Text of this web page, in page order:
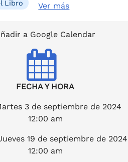
Libro
Ver más
a Google Calendar
FECHA Y HORA
3 de septiembre de 2024
12:00 am
19 de septiembre de 2024
12:00 am